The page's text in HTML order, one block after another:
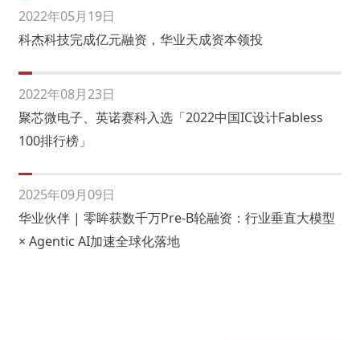
2022年05月19日
科杰科技完成亿元融资，华业天成资本领投
2022年08月23日
聚芯微电子、英诺赛科入选「2022中国IC设计Fabless
100排行榜」
2025年09月09日
华业伙伴 | 零眸获数千万Pre-B轮融资：行业垂直大模型
× Agentic AI加速全球化落地